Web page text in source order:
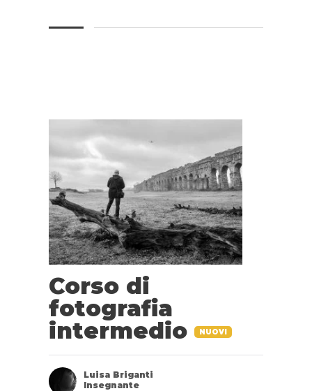
Corso di
fotografia
intermedio
NUOVI
Luisa Briganti
Insegnante